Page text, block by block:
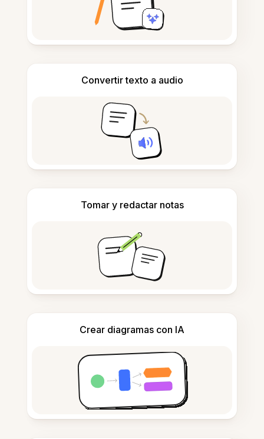
Convertir texto a audio
Tomar y redactar notas
Crear diagramas con IA